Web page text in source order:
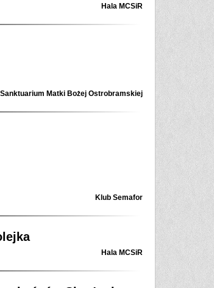
Hala MCSiR
Sanktuarium Matki Bożej Ostrobramskiej
Klub Semafor
Hala MCSiR